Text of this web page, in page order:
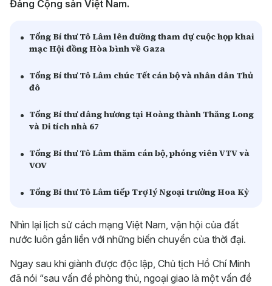
Đảng Cộng sản Việt Nam.
Tổng Bí thư Tô Lâm lên đường tham dự cuộc họp khai
mạc Hội đồng Hòa bình về Gaza
Tổng Bí thư Tô Lâm chúc Tết cán bộ và nhân dân Thủ
đô
Tổng Bí thư dâng hương tại Hoàng thành Thăng Long
và Di tích nhà 67
Tổng Bí thư Tô Lâm thăm cán bộ, phóng viên VTV và
VOV
Tổng Bí thư Tô Lâm tiếp Trợ lý Ngoại trưởng Hoa Kỳ
Nhìn lại lịch sử cách mạng Việt Nam, vận hội của đất
nước luôn gắn liền với những biến chuyển của thời đại.
Ngay sau khi giành được độc lập, Chủ tịch Hồ Chí Minh
đã nói “sau vấn đề phòng thủ, ngoại giao là một vấn đề